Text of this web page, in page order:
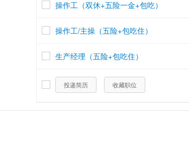
操作工（双休+五险一金+包吃）
操作工/主操（五险+包吃住）
生产经理（五险+包吃住）
投递简历 收藏职位